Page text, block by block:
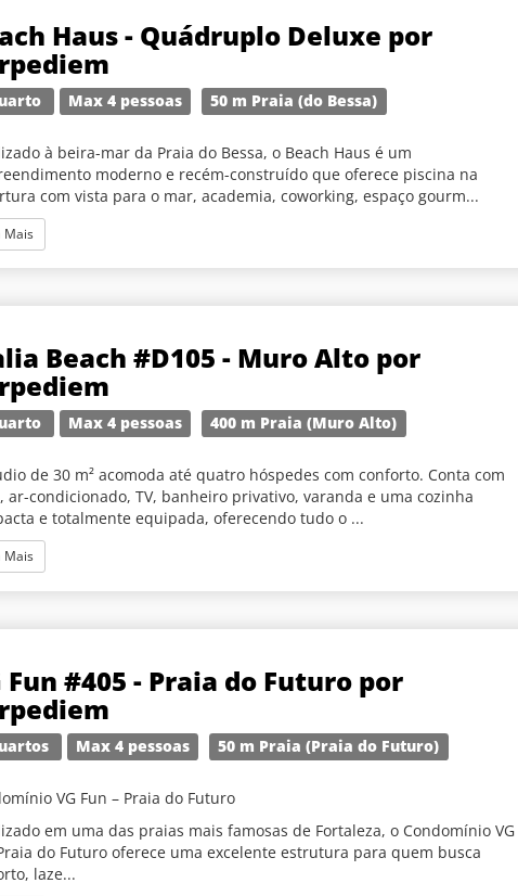
Haus - Quádruplo Deluxe por
Max 4 pessoas 50 m Praia (do Bessa)
à beira-mar da Praia do Bessa, o Beach Haus é um
moderno e recém-construído que oferece piscina na
com vista para o mar, academia, coworking, espaço gourm...
Mais
Beach #D105 - Muro Alto por
Max 4 pessoas 400 m Praia (Muro Alto)
de 30 m² acomoda até quatro hóspedes com conforto. Conta com
ar-condicionado, TV, banheiro privativo, varanda e uma cozinha
e totalmente equipada, oferecendo tudo o ...
Mais
Fun #405 - Praia do Futuro por
Max 4 pessoas 50 m Praia (Praia do Futuro)
VG Fun – Praia do Futuro
em uma das praias mais famosas de Fortaleza, o Condomínio VG
do Futuro oferece uma excelente estrutura para quem busca
laze...